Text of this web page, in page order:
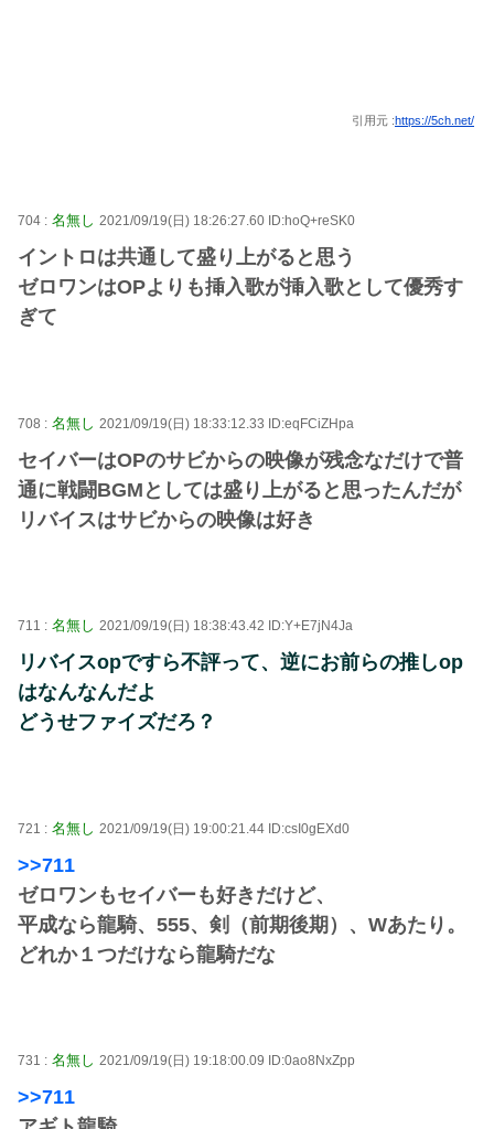
引用元 :https://5ch.net/
704 : 名無し 2021/09/19(日) 18:26:27.60 ID:hoQ+reSK0
イントロは共通して盛り上がると思う
ゼロワンはOPよりも挿入歌が挿入歌として優秀す
ぎて
708 : 名無し 2021/09/19(日) 18:33:12.33 ID:eqFCiZHpa
セイバーはOPのサビからの映像が残念なだけで普
通に戦闘BGMとしては盛り上がると思ったんだが
リバイスはサビからの映像は好き
711 : 名無し 2021/09/19(日) 18:38:43.42 ID:Y+E7jN4Ja
リバイスopですら不評って、逆にお前らの推しop
はなんなんだよ
どうせファイズだろ？
721 : 名無し 2021/09/19(日) 19:00:21.44 ID:csI0gEXd0
>>711
ゼロワンもセイバーも好きだけど、
平成なら龍騎、555、剣（前期後期）、Wあたり。
どれか１つだけなら龍騎だな
731 : 名無し 2021/09/19(日) 19:18:00.09 ID:0ao8NxZpp
>>711